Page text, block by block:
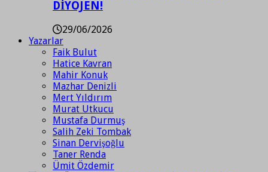
DİYOJEN!
29/06/2026
Yazarlar
Faik Bulut
Hatice Kavran
Mahir Konuk
Mazhar Denizli
Mert Yıldırım
Murat Utkucu
Mustafa Durmuş
Salih Zeki Tombak
Sinan Dervişoğlu
Taner Renda
Ümit Özdemir